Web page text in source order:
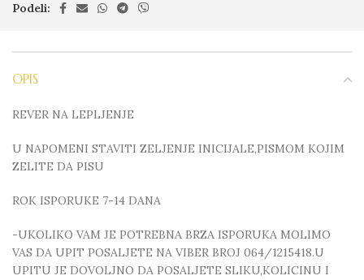
Podeli:
OPIS
REVER NA LEPLJENJE
U NAPOMENI STAVITI ZELJENJE INICIJALE,PISMOM KOJIM
ZELITE DA PISU
ROK ISPORUKE 7-14 DANA
-UKOLIKO VAM JE POTREBNA BRZA ISPORUKA MOLIMO
VAS DA UPIT POSALJETE NA VIBER BROJ 064/1215418.U
UPITU JE DOVOLJNO DA POSALJETE SLIKU,KOLICINU I